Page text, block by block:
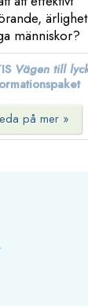
människor?
Vägen till
på mer »